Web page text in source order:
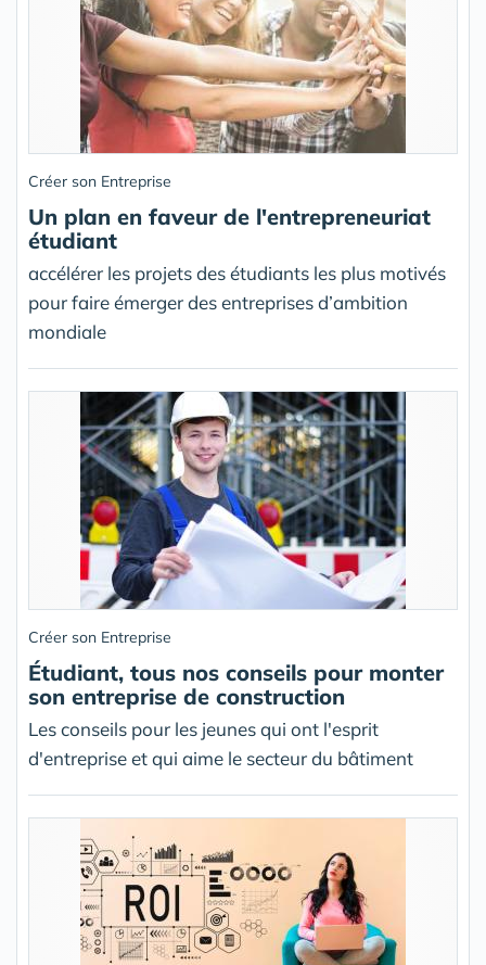
Créer son Entreprise
Un plan en faveur de l'entrepreneuriat
étudiant
accélérer les projets des étudiants les plus motivés
pour faire émerger des entreprises d’ambition
mondiale
Créer son Entreprise
Étudiant, tous nos conseils pour monter
son entreprise de construction
Les conseils pour les jeunes qui ont l'esprit
d'entreprise et qui aime le secteur du bâtiment